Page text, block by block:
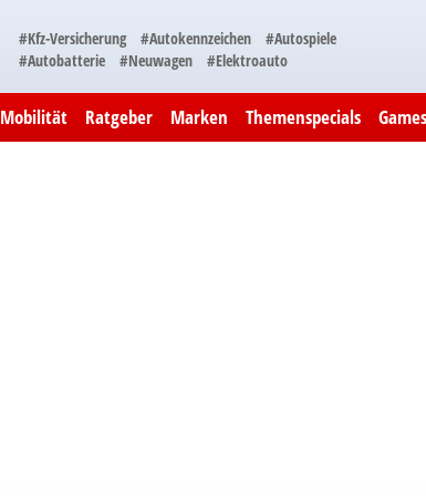
#Kfz-Versicherung #Autokennzeichen
#Autospiele
#Autobatterie
#Neuwagen #Elektroauto
Mobilität Ratgeber Marken Themenspecials Games